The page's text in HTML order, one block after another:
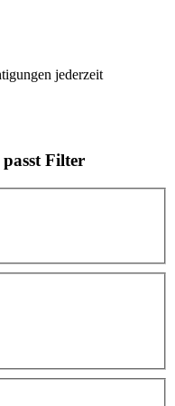
jederzeit
Filter